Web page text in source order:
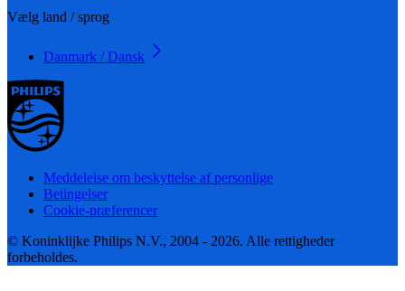
Vælg land / sprog
Danmark / Dansk
Meddelelse om beskyttelse af personlige
Betingelser
Cookie-præferencer
© Koninklijke Philips N.V., 2004 - 2026. Alle rettigheder
forbeholdes.